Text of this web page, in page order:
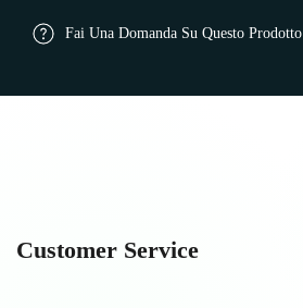
Fai Una Domanda Su Questo Prodotto
Customer Service